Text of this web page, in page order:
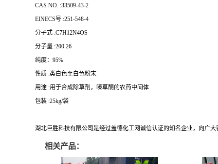
CAS NO. :33509-43-2
EINECS号 :251-548-4
分子式 :C7H12N4OS
分子量 :200.26
纯度：95%
性质 :类白色至白色粉末
用途 :用于合成除草剂，嗪草酮的农药中间体
包装 :25kg/袋
湖北巨胜科技有限公司是经过盖德化工网诚信认证的知名企业，向广
相关产品：